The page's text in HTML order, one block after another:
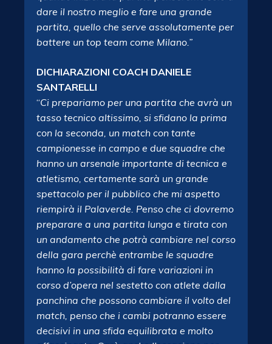
dare il nostro meglio e fare una grande
partita, quello che serve assolutamente per
battere un top team come Milano.”
DICHIARAZIONI COACH DANIELE
SANTARELLI
“Ci prepariamo per una partita che avrà un
tasso tecnico altissimo, si sfidano la prima
con la seconda, un match con tante
campionesse in campo e due squadre che
hanno un arsenale importante di tecnica e
atletismo, certamente sarà un grande
spettacolo per il pubblico che mi aspetto
riempirà il Palaverde. Penso che ci dovremo
preparare a una partita lunga e tirata con
un andamento che potrà cambiare nel corso
della gara perchè entrambe le squadre
hanno la possibilità di fare variazioni in
corso d’opera nel sestetto con atlete dalla
panchina che possono cambiare il volto del
match, penso che i cambi potranno essere
decisivi in una sfida equilibrata e molto